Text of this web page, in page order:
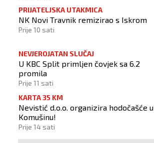
PRIJATELJSKA UTAKMICA
NK Novi Travnik remizirao s Iskrom
Prije 10 sati
NEVJEROJATAN SLUČAJ
U KBC Split primljen čovjek sa 6.2
promila
Prije 11 sati
KARTA 35 KM
Nevistić d.o.o. organizira hodočašće u
Komušinu!
Prije 14 sati